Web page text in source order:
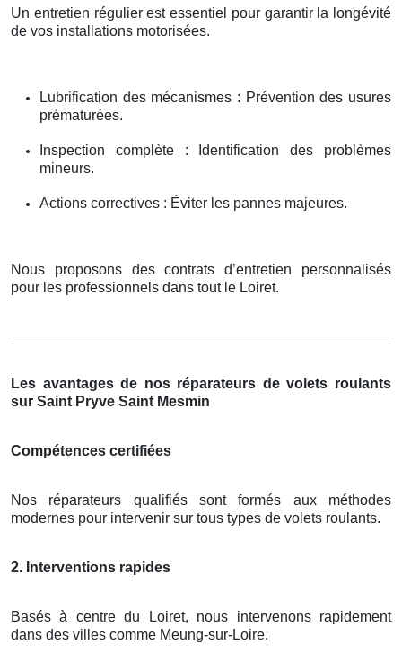
Un entretien régulier est essentiel pour garantir la longévité
de vos installations motorisées.
Lubrification des mécanismes : Prévention des usures
prématurées.
Inspection complète : Identification des problèmes
mineurs.
Actions correctives : Éviter les pannes majeures.
Nous proposons des contrats d’entretien personnalisés
pour les professionnels dans tout le Loiret.
Les avantages de nos réparateurs de volets roulants
sur Saint Pryve Saint Mesmin
Compétences certifiées
Nos réparateurs qualifiés sont formés aux méthodes
modernes pour intervenir sur tous types de volets roulants.
2. Interventions rapides
Basés à centre du Loiret, nous intervenons rapidement
dans des villes comme Meung-sur-Loire.